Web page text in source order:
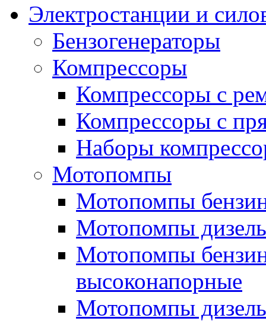
Электростанции и
Бензогенераторы
Компрессоры
Компрессоры с
Компрессоры с
Наборы
Мотопомпы
Мотопомпы
Мотопомпы
Мотопомпы
высоконапорные
Мотопомпы